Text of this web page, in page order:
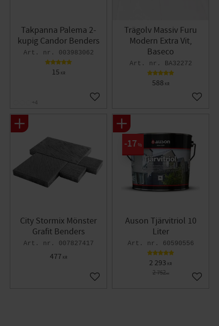
Takpanna Palema 2-
kupig Candor Benders
003983062
15 KR
Lägg till i favoriter
+4
Trägolv Massiv Furu
Modern Extra Vit,
Baseco
BA32272
588 KR
Lägg
City Stormix Mönster
Grafit Benders
007827417
477 KR
Lägg till i favoriter
Auson Tjärvitriol 10
Liter
60590556
2 293 KR
2 752KR
17 %
Lägg